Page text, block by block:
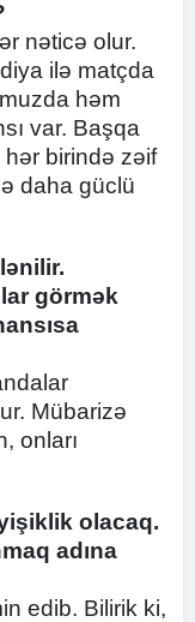
nəticə olur.
ilə matçda
həm
var. Başqa
birində zəif
daha güclü
görmək
Mübarizə
onları
olacaq.
adına
edib. Bilirik ki,